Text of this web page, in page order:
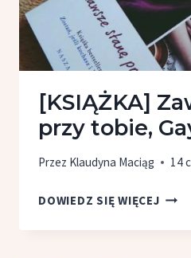
[KSIĄŻKA]
przy tobie,
Przez Klaudyna Maciąg 14
DOWIEDZ SIĘ WIĘCEJ